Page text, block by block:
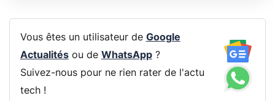
Vous êtes un utilisateur de Google
Actualitésou de WhatsApp?
Suivez-nous pour ne rien rater de l'actu
tech !